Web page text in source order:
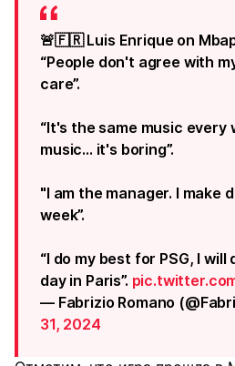
🚨🇫🇷 Luis Enrique on
“People don't agree with
care”.
“It's the same music every
music... it's boring”.
"I am the manager. I make
week”.
“I do my best for PSG, I
day in Paris”.
— Fabrizio Romano
31, 2024